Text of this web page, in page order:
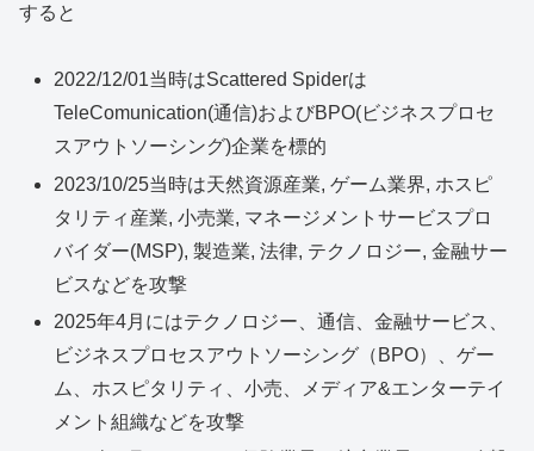
すると
2022/12/01当時はScattered Spiderは
TeleComunication(通信)およびBPO(ビジネスプロセ
スアウトソーシング)企業を標的
2023/10/25当時は天然資源産業, ゲーム業界, ホスピ
タリティ産業, 小売業, マネージメントサービスプロ
バイダー(MSP), 製造業, 法律, テクノロジー, 金融サー
ビスなどを攻撃
2025年4月にはテクノロジー、通信、金融サービス、
ビジネスプロセスアウトソーシング（BPO）、ゲー
ム、ホスピタリティ、小売、メディア&エンターテイ
メント組織などを攻撃